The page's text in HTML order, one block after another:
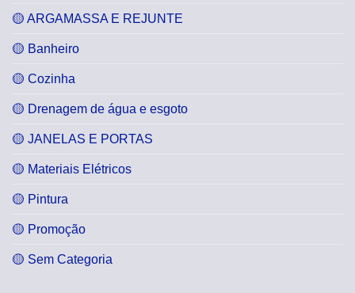
🟡 ARGAMASSA E REJUNTE
🟡 Banheiro
🟡 Cozinha
🟡 Drenagem de água e esgoto
🟡 JANELAS E PORTAS
🟡 Materiais Elétricos
🟡 Pintura
🟡 Promoção
🟡 Sem Categoria